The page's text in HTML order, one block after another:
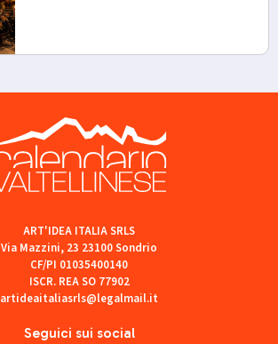
Seguici sui social
ART'IDEA ITALIA SRLS
Via Mazzini, 23 23100 Sondrio
CF/PI 01035400140
ISCR. REA SO 77902
artideaitaliasrls@legalmail.it